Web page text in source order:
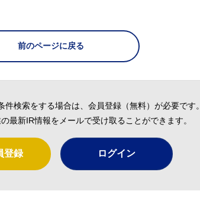
前のページに戻る
検索をする場合は、会員登録（無料）が必要です。
最新IR情報をメールで受け取ることができます。
登録 ログイン